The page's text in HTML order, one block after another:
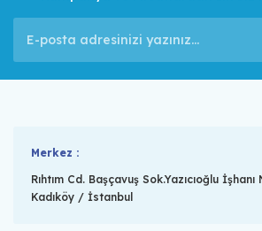
Merkez :
Rıhtım Cd. Başçavuş Sok.Yazıcıoğlu
Kadıköy / İstanbul